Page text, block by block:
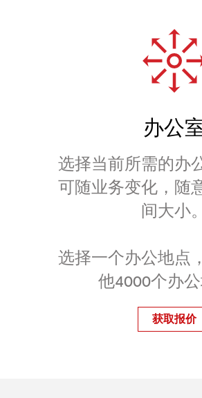
办公
选择当前所需的办
可随业务变化，随
间大小。
选择一个办公地点
他4000个办公
获取报价